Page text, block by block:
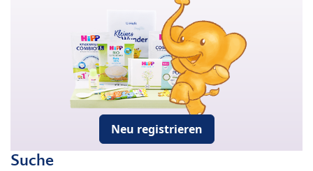
Neu registrieren
Suche